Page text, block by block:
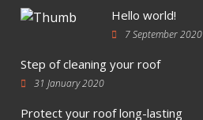
Hello world!
7 September 2020
Step of cleaning your roof
31 January 2020
Protect your roof long-lasting